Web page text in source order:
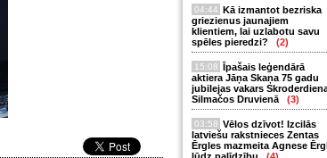
04:44 Kā izmantot bezriska
griezienus jaunajiem
klientiem, lai uzlabotu savu
spēles pieredzi?
(2)
15:08 Īpašais leģendārā
aktiera Jāņa Skaņa 75 gadu
jubilejas vakars
Silmačos Druvienā
(3)
03:58 Vēlos dzīvot! Izcilās
latviešu rakstnieces Zentas
Ērgles mazmeita Agnese